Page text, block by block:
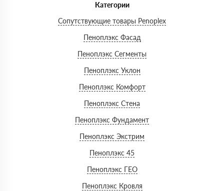
Категории
Сопутствующие товары Penoplex
Пеноплэкс Фасад
Пеноплэкс Сегменты
Пеноплэкс Уклон
Пеноплэкс Комфорт
Пеноплэкс Стена
Пеноплэкс Фундамент
Пеноплэкс Экстрим
Пеноплэкс 45
Пеноплэкс ГЕО
Пеноплэкс Кровля